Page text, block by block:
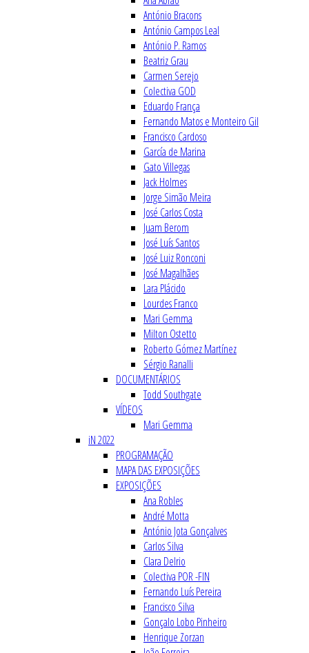
António Bracons
António Campos Leal
António P. Ramos
Beatriz Grau
Carmen Serejo
Colectiva GOD
Eduardo França
Fernando Matos e Monteiro Gil
Francisco Cardoso
García de Marina
Gato Villegas
Jack Holmes
Jorge Simão Meira
José Carlos Costa
Juam Berom
José Luís Santos
José Luiz Ronconi
José Magalhães
Lara Plácido
Lourdes Franco
Mari Gemma
Milton Ostetto
Roberto Gómez Martínez
Sérgio Ranalli
DOCUMENTÁRIOS
Todd Southgate
VÍDEOS
Mari Gemma
iN 2022
PROGRAMAÇÃO
MAPA DAS EXPOSIÇÕES
EXPOSIÇÕES
Ana Robles
André Motta
António Jota Gonçalves
Carlos Silva
Clara Delrio
Colectiva POR -FIN
Fernando Luís Pereira
Francisco Silva
Gonçalo Lobo Pinheiro
Henrique Zorzan